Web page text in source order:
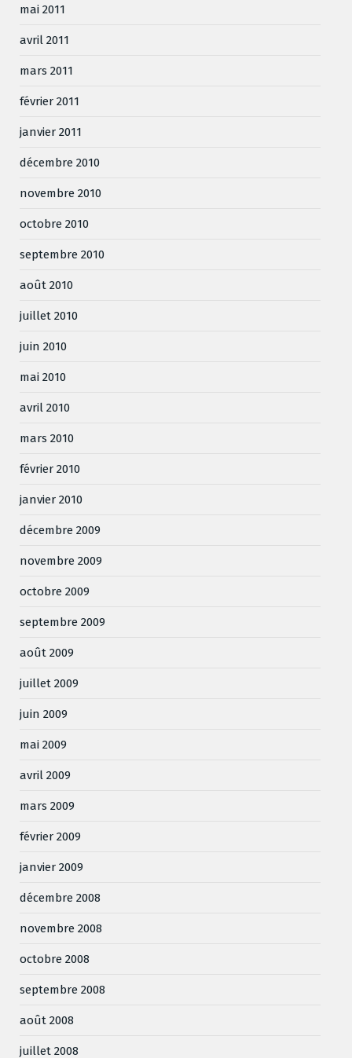
mai 2011
avril 2011
mars 2011
février 2011
janvier 2011
décembre 2010
novembre 2010
octobre 2010
septembre 2010
août 2010
juillet 2010
juin 2010
mai 2010
avril 2010
mars 2010
février 2010
janvier 2010
décembre 2009
novembre 2009
octobre 2009
septembre 2009
août 2009
juillet 2009
juin 2009
mai 2009
avril 2009
mars 2009
février 2009
janvier 2009
décembre 2008
novembre 2008
octobre 2008
septembre 2008
août 2008
juillet 2008